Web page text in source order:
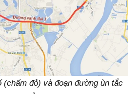
đỏ) và đoạn đường ùn tắc